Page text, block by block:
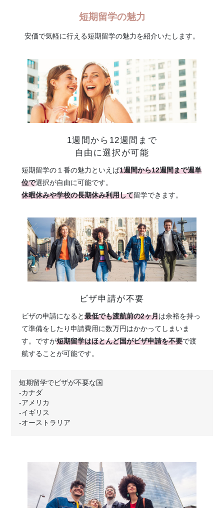
短期留学の魅力
安価で気軽に行える短期留学の魅力を紹介いたします。
1週間から12週間まで
自由に選択が可能
短期留学の１番の魅力といえば1週間から12週間まで週単
位で選択が自由に可能です。
休暇休みや学校の長期休み利用して留学できます。
ビザ申請が不要
ビザの申請になると最低でも渡航前の2ヶ月は余裕を持っ
て準備をしたり申請費用に数万円はかかってしまいま
す。ですが短期留学はほとんど国がビザ申請を不要で渡
航することが可能です。
短期留学でビザが不要な国
-カナダ
-アメリカ
-イギリス
-オーストラリア